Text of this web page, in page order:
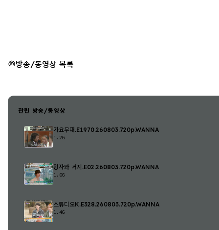
방송/동영상 목록
관련 방송/동영상
가요무대.E1970.260803.720p.WANNA
1.2G
왕자와 거지.E02.260803.720p.WANNA
1.6G
스튜디오K.E328.260803.720p.WANNA
1.4G